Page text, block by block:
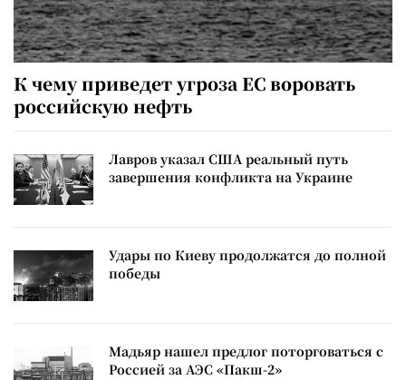
К чему приведет угроза ЕС воровать
российскую нефть
Лавров указал США реальный путь
завершения конфликта на Украине
Удары по Киеву продолжатся до полной
победы
Мадьяр нашел предлог поторговаться с
Россией за АЭС «Пакш-2»